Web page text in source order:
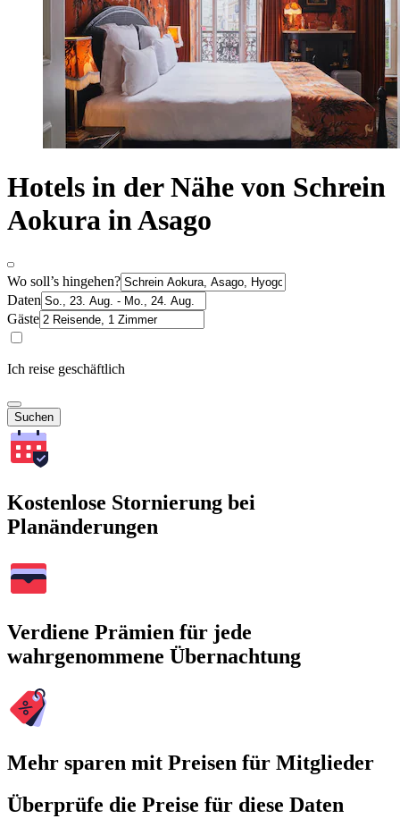
Hotels in der Nähe von Schrein
Aokura in Asago
Wo soll’s hingehen?
Daten
Gäste
Ich reise geschäftlich
Suchen
Kostenlose Stornierung bei
Planänderungen
Verdiene Prämien für jede
wahrgenommene Übernachtung
Mehr sparen mit Preisen für Mitglieder
Überprüfe die Preise für diese Daten